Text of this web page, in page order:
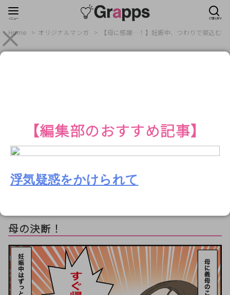
Home オリジナルマンガ 【母に感謝…！】妊娠中、つわりで寝込む
母！？母に助けを求めると⇒“暖かい対
応”に救われる！
【PR】
母の決断！
【編集部のおすすめ記事】
浮気疑惑をかけられて